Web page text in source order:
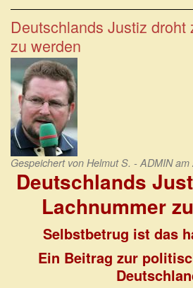
welchem
Rechtsstaat
haben
wir
es
noch
zu
tun?
Deutschlands Justiz droht
zu werden
Gespeichert von Helmut S. - ADMINam
Deutschlands
Lachnummer
Selbstbetrug ist das
Ein Beitrag zur